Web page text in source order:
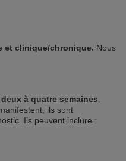
et clinique/chronique. Nous
à quatre semaines
ils sont
Ils peuvent inclure :